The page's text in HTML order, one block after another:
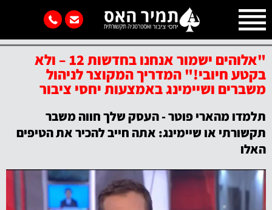
מאמרי יחסי ציבור
"אלוהים ישמור אנחנו בחדשות 12 – ולא
בקטע חיובי!" המדריך המקוצר לניהול
משברים ושיימינג באמצעות יחסי ציבור
תלמדו מהארי פוטר - העסק שלך חווה משבר
תקשורתי או שיימינג: אתה חייב להכיר את הטיפים
האלו